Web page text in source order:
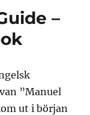
–
”Manuel
ut i början